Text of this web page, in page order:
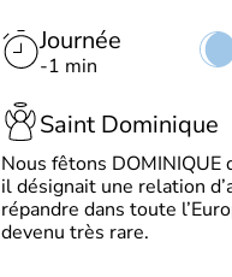
Journée
-1 min
Saint Dominique
Nous fêtons
il désignait une relation
répandre dans toute
devenu très rare.